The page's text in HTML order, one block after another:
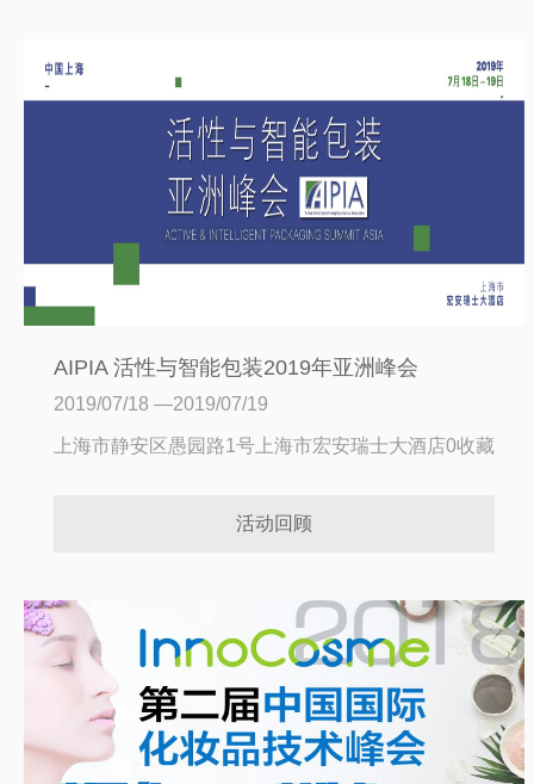
AIPIA 活性与智能包装2019年亚洲峰会
2019/07/18 —2019/07/19
上海市静安区愚园路1号上海市宏安瑞士大酒店0收藏
活动回顾